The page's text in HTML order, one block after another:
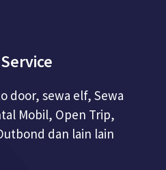
door, sewa elf, Sewa
Mobil, Open Trip,
dan lain lain